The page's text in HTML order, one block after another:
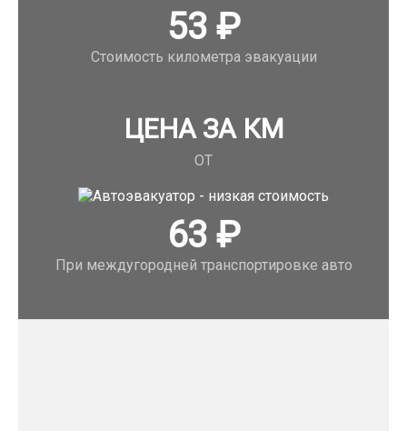
53₽
Стоимость километра эвакуации
ЦЕНА ЗА КМ
ОТ
63₽
При междугородней транспортировке авто